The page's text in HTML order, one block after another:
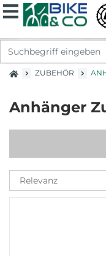
ZUBEHÖR
Anhänger